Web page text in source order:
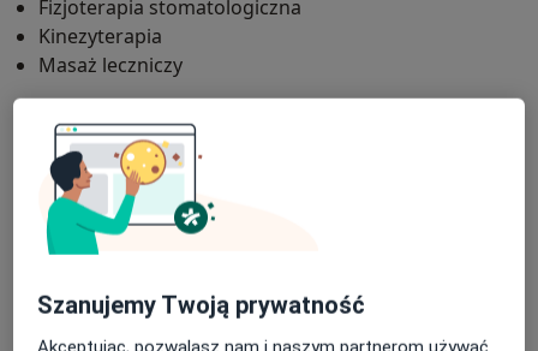
Fizjoterapia stomatologiczna
Kinezyterapia
Masaż leczniczy
Ból karku Bóle stawów
Dyskopatia
Ból kostki
Rodzaje konsultacji
Zdjęcia i filmy
Szanujemy Twoją prywatność